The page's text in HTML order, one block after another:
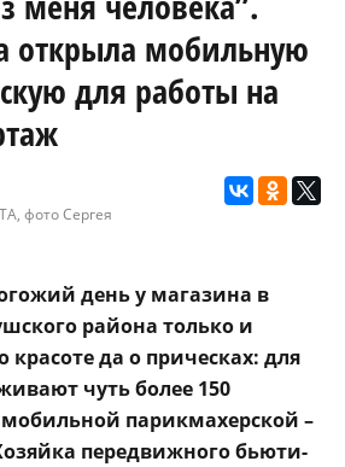
открыла мобильную
для работы на
, фото Сергея
день у магазина в
района только и
красоте да о прическах: для
чуть более 150
парикмахерской –
передвижного бьюти-